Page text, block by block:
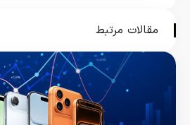
مقالات مرتبط